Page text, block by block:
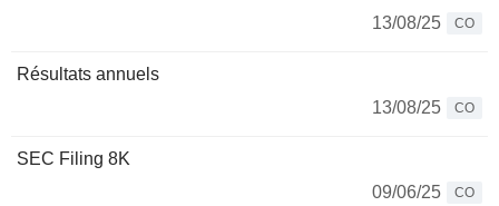
13/08/25
CO
Résultats annuels
13/08/25
CO
SEC Filing 8K
09/06/25
CO